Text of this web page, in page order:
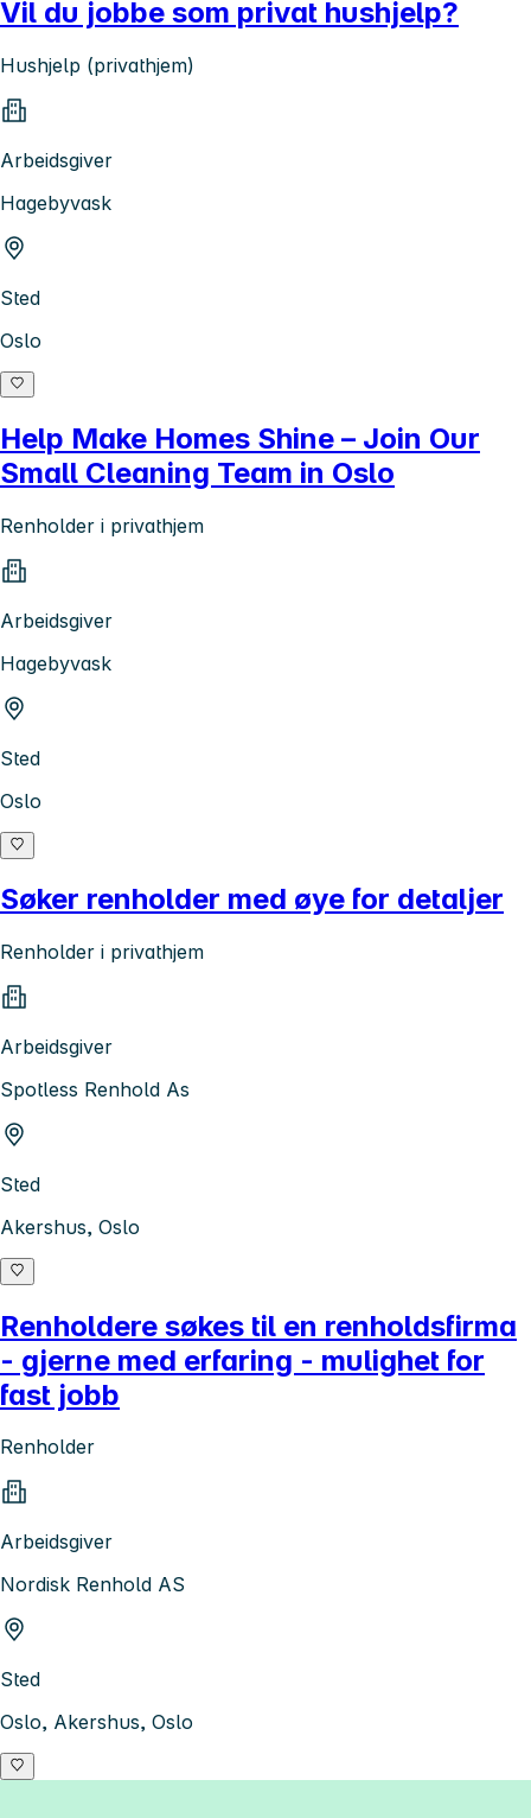
Vil du jobbe som privat hushjelp?
Hushjelp (privathjem)
Arbeidsgiver
Hagebyvask
Sted
Oslo
Help Make Homes Shine – Join Our
Small Cleaning Team in Oslo
Renholder i privathjem
Arbeidsgiver
Hagebyvask
Sted
Oslo
Søker renholder med øye for detaljer
Renholder i privathjem
Arbeidsgiver
Spotless Renhold As
Sted
Akershus, Oslo
Renholdere søkes til en renholdsfirma
- gjerne med erfaring - mulighet for
fast jobb
Renholder
Arbeidsgiver
Nordisk Renhold AS
Sted
Oslo, Akershus, Oslo